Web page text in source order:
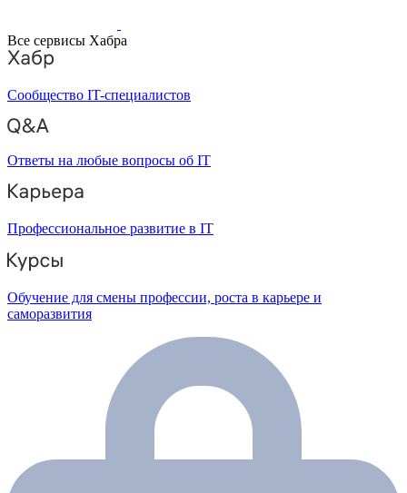
Все сервисы Хабра
Сообщество IT-специалистов
Ответы на любые вопросы об IT
Профессиональное развитие в IT
Обучение для смены профессии, роста в карьере и
саморазвития